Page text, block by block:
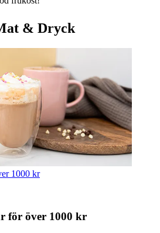
& Dryck
1000 kr
för över 1000 kr